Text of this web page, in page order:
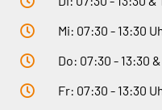
Mi: 07:30 - 13:30
Do: 07:30 - 13:30
Fr: 07:30 - 13:30